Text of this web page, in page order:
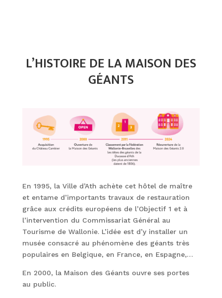
L’HISTOIRE DE LA MAISON DES
GÉANTS
En 1995, la Ville d’Ath achète cet hôtel de maître
et entame d’importants travaux de restauration
grâce aux crédits européens de l’Objectif 1 et à
l’intervention du Commissariat Général au
Tourisme de Wallonie. L’idée est d’y installer un
musée consacré au phénomène des géants très
populaires en Belgique, en France, en Espagne,…
En 2000, la Maison des Géants ouvre ses portes
au public.